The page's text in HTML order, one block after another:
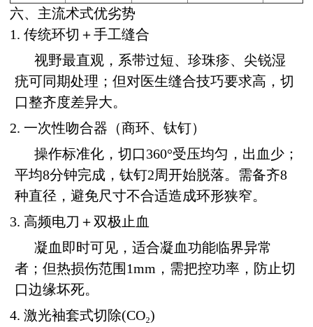
六、主流术式优劣势
1. 传统环切＋手工缝合
视野最直观，系带过短、珍珠疹、尖锐湿
疣可同期处理；但对医生缝合技巧要求高，切
口整齐度差异大。
2. 一次性吻合器（商环、钛钉）
操作标准化，切口360°受压均匀，出血少；
平均8分钟完成，钛钉2周开始脱落。需备齐8
种直径，避免尺寸不合适造成环形狭窄。
3. 高频电刀＋双极止血
凝血即时可见，适合凝血功能临界异常
者；但热损伤范围1mm，需把控功率，防止切
口边缘坏死。
4. 激光袖套式切除(CO₂)